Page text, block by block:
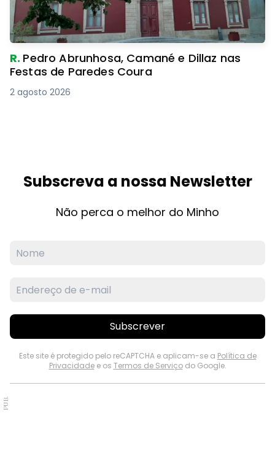
R. Pedro Abrunhosa, Camané e Dillaz nas
Festas de Paredes Coura
2 agosto 2026
Subscreva a nossa Newsletter
Não perca o melhor do Minho
Subscrever
Este site é protegido pelo reCAPTCHA e aplicam-se a Política de
Privacidadee os Termos de Serviçodo Google.
PUB.